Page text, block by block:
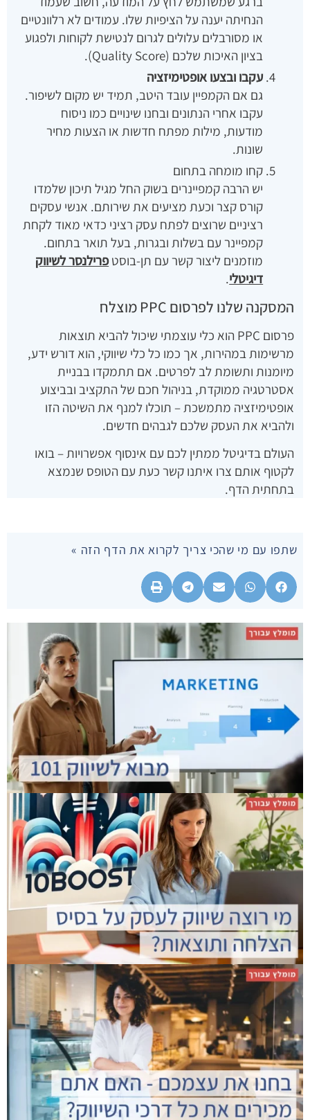
הנחיתה יענה על הציפיות שלו. עמודים לא רלוונטיים
או מסורבלים עלולים לגרום לנטישת לקוחות ולפגוע
בציון האיכות שלכם (Quality Score).
עקבו ובצעו אופטימיזציה
גם אם הקמפיין עובד היטב, תמיד יש מקום לשיפור.
עקבו אחרי הנתונים ובחנו שינויים כמו ניסוח
מודעות, מילות מפתח חדשות או הצעות מחיר
שונות.
קחו מומחה בתחום
יש הרבה קמפיינרים בשוק החל מגיל תיכון שלמדו
קורס קצר וכעת מציעים את שירותם. אנשי עסקים
רציניים שרוצים לפתח עסק רציני כדאי מאוד לקחת
קמפיינר עם בשלות ובגרות, בעל תואר בתחום.
מוזמנים ליצור קשר עם תן-בוסטפרילנסר לשיווק
דיגיטלי.
המסקנה שלנו לפרסום PPC מוצלח
פרסום PPC הוא כלי עוצמתי שיכול להביא תוצאות
מרשימות במהירות, אך כמו כל כלי שיווקי, הוא דורש ידע,
מיומנות ותשומת לב לפרטים. אם תתמקדו בבניית
אסטרטגיה ממוקדת, בניהול חכם של התקציב ובביצוע
אופטימיזציה מתמשכת – תוכלו למנף את השיטה הזו
ולהביא את העסק שלכם לגבהים חדשים.
העולם בדיגיטל ממתין לכם עם אינסוף אפשרויות – בואו
לקטוף אותם צרו איתנו קשר כעת עם הטופס שנמצא
בתחתית הדף.
שתפו עם מי שהכי צריך לקרוא את הדף הזה »